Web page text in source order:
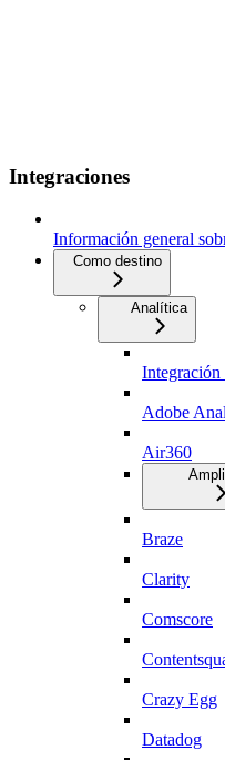
Integraciones
Información general
Como destino
Analítica
Integración
Adobe
Air360
Braze
Clarity
Comscore
Crazy Egg
Datadog